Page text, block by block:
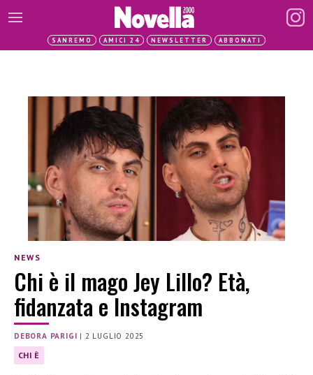
SANREMO AMICI 24 NEWSLETTER ABBONATI
NEWS
Chi è il mago Jey Lillo? Età,
fidanzata e Instagram
DEBORA PARIGI | 2 LUGLIO 2025
CHI È